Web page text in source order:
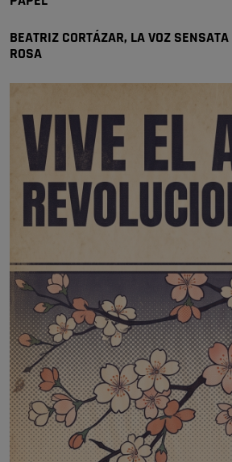
BEATRIZ CORTÁZAR, LA VOZ
ROSA